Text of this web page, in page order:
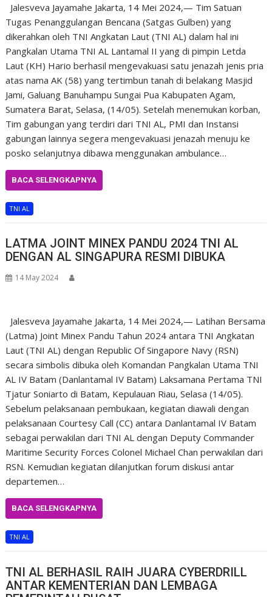
Jalesveva Jayamahe Jakarta, 14 Mei 2024,— Tim Satuan
Tugas Penanggulangan Bencana (Satgas Gulben) yang
dikerahkan oleh TNI Angkatan Laut (TNI AL) dalam hal ini
Pangkalan Utama TNI AL Lantamal II yang di pimpin Letda
Laut (KH) Hario berhasil mengevakuasi satu jenazah jenis pria
atas nama AK (58) yang tertimbun tanah di belakang Masjid
Jami, Galuang Banuhampu Sungai Pua Kabupaten Agam,
Sumatera Barat, Selasa, (14/05). Setelah menemukan korban,
Tim gabungan yang terdiri dari TNI AL, PMI dan Instansi
gabungan lainnya segera mengevakuasi jenazah menuju ke
posko selanjutnya dibawa menggunakan ambulance…
BACA SELENGKAPNYA
TNI AL
LATMA JOINT MINEX PANDU 2024 TNI AL
DENGAN AL SINGAPURA RESMI DIBUKA
14 May 2024
Jalesveva Jayamahe Jakarta, 14 Mei 2024,— Latihan Bersama
(Latma) Joint Minex Pandu Tahun 2024 antara TNI Angkatan
Laut (TNI AL) dengan Republic Of Singapore Navy (RSN)
secara simbolis dibuka oleh Komandan Pangkalan Utama TNI
AL IV Batam (Danlantamal IV Batam) Laksamana Pertama TNI
Tjatur Soniarto di Batam, Kepulauan Riau, Selasa (14/05).
Sebelum pelaksanaan pembukaan, kegiatan diawali dengan
pelaksanaan Courtesy Call (CC) antara Danlantamal IV Batam
sebagai perwakilan dari TNI AL dengan Deputy Commander
Maritime Security Forces Colonel Michael Chan perwakilan dari
RSN. Kemudian kegiatan dilanjutkan forum diskusi antar
departemen…
BACA SELENGKAPNYA
TNI AL
TNI AL BERHASIL RAIH JUARA CYBERDRILL
ANTAR KEMENTERIAN DAN LEMBAGA